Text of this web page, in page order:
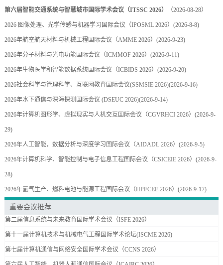
第六届智能交通系统与智慧城市国际学术会议（ITSSC 2026） （2026-08-28）
2026 图像处理、光学传感与机器学习国际会议（IPOSML 2026） (2026-8-8)
2026年航空航天材料与机械工程国际会议（AMME 2026） (2026-9-23)
2026年分子材料与光电功能国际会议（ICMMOF 2026） (2026-9-11)
2026年生物医学和智能数据系统国际会议（ICBIDS 2026） (2026-9-20)
2026社会科学与管理科学、互联网教育国际会议(SSMSIE 2026)(2026-9-16)
2026年水下通信与深海探测国际会议 (DSEUC 2026)(2026-9-14)
2026年计算机图形学、虚拟现实与人机交互国际会议（CGVRHCI 2026） (2026-9-
29)
2026年人工智能，数据分析与深度学习国际会议（AIDADL 2026） (2026-9-5)
2026年计算机科学、智能控制与电子信息工程国际会议（CSICEIE 2026） (2026-9-
28)
2026年氢气生产、燃料电池与能源工程国际会议（HPFCEE 2026） (2026-9-17)
重要会议推荐
第二届信息系统与未来教育国际学术会议（ISFE 2026）
第十一届计算机技术与机械电气工程国际学术论坛(ISCME 2026)
第七届计算机通信与网络安全国际学术会议（CCNS 2026）